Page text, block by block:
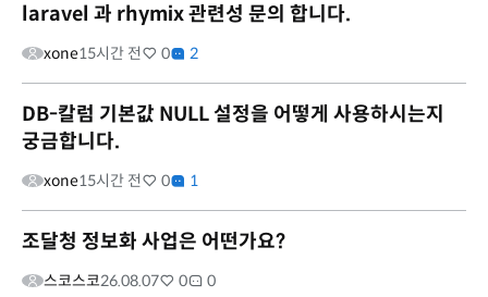
laravel 과 rhymix 관련성 문의 합니다.
xone15시간 전 0 2
DB-칼럼 기본값 NULL 설정을 어떻게 사용하시는지
궁금합니다.
xone15시간 전 0 1
조달청 정보화 사업은 어떤가요?
스코스코26.08.07 0 0